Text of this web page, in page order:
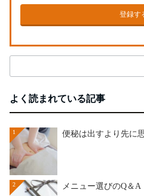
登録す
よく読まれている記事
1 便秘は出すより先に
2 メニュー選びのQ＆A